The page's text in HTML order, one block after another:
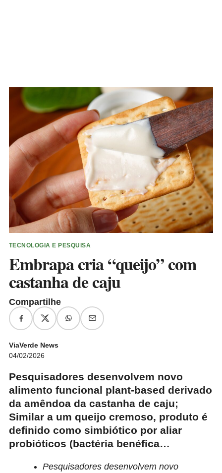
TECNOLOGIA E PESQUISA
Embrapa cria “queijo” com
castanha de caju
Compartilhe
ViaVerde News
04/02/2026
Pesquisadores desenvolvem novo
alimento funcional plant-based derivado
da amêndoa da castanha de caju;
Similar a um queijo cremoso, produto é
definido como simbiótico por aliar
probióticos (bactéria benéfica…
Pesquisadores desenvolvem novo